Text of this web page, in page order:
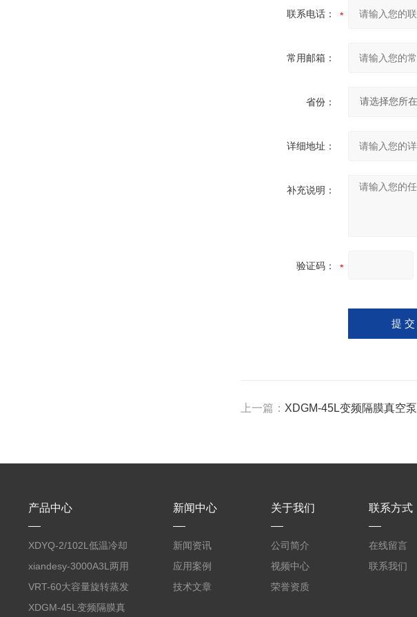
联系电话：
常用邮箱：
省份：
详细地址：
补充说明：
验证码：
上一篇： XDGM-45L变频隔膜真空泵
产品中心
XDYQ-2/102L低温冷却
液循环装置
xiandesy-3000A3L两用
型旋转蒸发仪
VRT-60大容量旋转蒸发
仪
XDGM-45L变频隔膜真
新闻中心
新闻资讯
应用案例
技术文章
关于我们
公司简介
视频中心
荣誉资质
联系方式
在线留言
联系我们